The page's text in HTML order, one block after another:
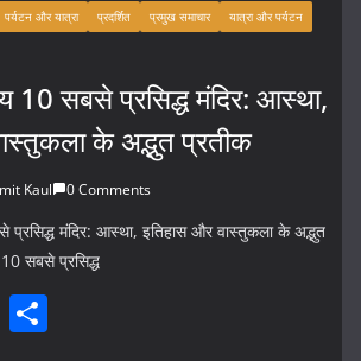
पर्यटन और यात्रा प्रदर्शित प्रमुख समाचार
यात्रा और पर्यटन
10 सबसे प्रसिद्ध मंदिर: आस्था,
के अद्भुत प्रतीक
Kaul 0 Comments
प्रसिद्ध मंदिर: आस्था, इतिहास और वास्तुकला के अद्भुत
सबसे प्रसिद्ध
E